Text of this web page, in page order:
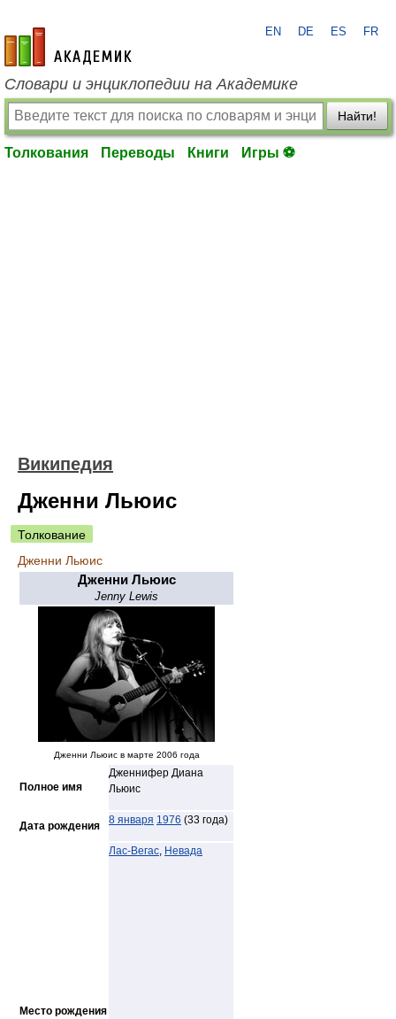
academic.ru
EN DE ES FR
Словари и энциклопедии на Академике
Найти!
Толкования Переводы Книги Игры ⚽
Википедия
Дженни Льюис
Толкование
Дженни Льюис
Дженни Льюис
Jenny Lewis
Дженни Льюис в марте 2006 года
Полное имя
Дженнифер Диана
Льюис
Дата рождения 8 января 1976 (33 года)
Место рождения
Лас-Вегас, Невада